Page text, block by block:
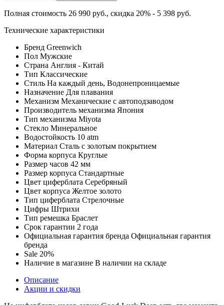
Полная стоимость 26 990 руб., скидка 20% - 5 398 руб.
Технические характеристики
Бренд Greenwich
Пол Мужские
Страна Англия - Китай
Тип Классические
Стиль На каждый день, Водонепроницаемые
Назначение Для плавания
Механизм Механические с автоподзаводом
Производитель механизма Япония
Тип механизма Miyota
Стекло Минеральное
Водостойкость 10 atm
Материал Сталь с золотым покрытием
Форма корпуса Круглые
Размер часов 42 мм
Размер корпуса Стандартные
Цвет циферблата Серебряный
Цвет корпуса Желтое золото
Тип циферблата Стрелочные
Цифры Штрихи
Тип ремешка Браслет
Срок гарантии 2 года
Официальная гарантия бренда Официальная гарантия
бренда
Sale 20%
Наличие в магазине В наличии на складе
Описание
Акции и скидки